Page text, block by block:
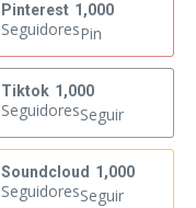
Pinterest 1,000
SeguidoresPin
Tiktok 1,000
SeguidoresSeguir
Soundcloud 1,000
SeguidoresSeguir